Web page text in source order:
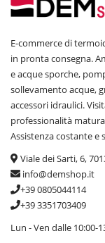
E-commerce di
in pronta consegna.
e acque sporche,
sollevamento acque,
accessori idraulici.
professionalità
Assistenza costante e
Viale dei Sarti, 6,
info@demshop.it
+39 0805044114
+39 3351703409
Lun - Ven dalle 10:00-